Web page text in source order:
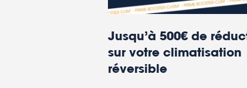
Jusqu’à 500€ de
sur votre climatisation
réversible